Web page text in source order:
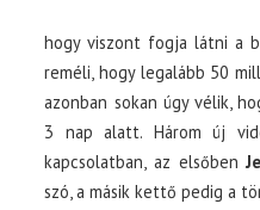
hogy viszont fogja látni a
reméli, hogy legalább 50
azonban sokan úgy vélik,
3 nap alatt. Három új
kapcsolatban, az elsőben
szó, a másik kettő pedig a